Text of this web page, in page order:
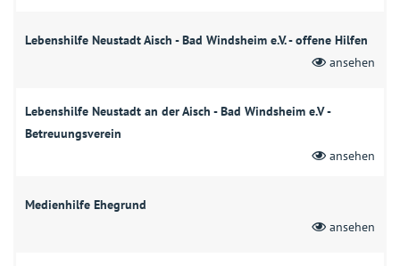
Lebenshilfe Neustadt Aisch - Bad Windsheim e.V. - offene Hilfen
ansehen
Lebenshilfe Neustadt an der Aisch - Bad Windsheim e.V -
Betreuungsverein
ansehen
Medienhilfe Ehegrund
ansehen